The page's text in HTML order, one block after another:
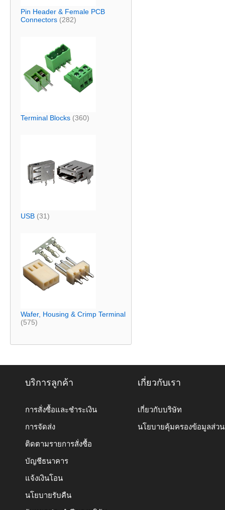
Pin Header & Female PCB
Connectors (282)
Terminal Blocks (360)
USB (31)
Wafer, Housing & Crimp Terminal
(575)
บริการลูกค้า
การสั่งซื้อและชำระเงิน
การจัดส่ง
ติดตามรายการสั่งซื้อ
บัญชีธนาคาร
แจ้งเงินโอน
นโยบายรับคืน
เกี่ยวกับเรา
เกี่ยวกับบริษัท
นโยบายคุ้มครองข้อมูลส่ว